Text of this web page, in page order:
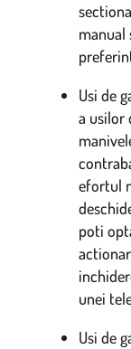
manual
Usi de
a usilor
efortul
poti
unei
Usi de